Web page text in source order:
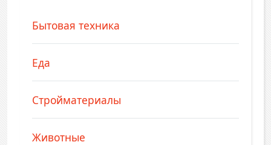
Бытовая техника
Еда
Стройматериалы
Животные